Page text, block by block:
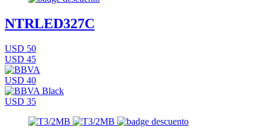
NTRLED327C
USD 50
USD 45
USD 40
USD 35